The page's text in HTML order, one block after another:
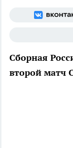
Сборная
второй матч